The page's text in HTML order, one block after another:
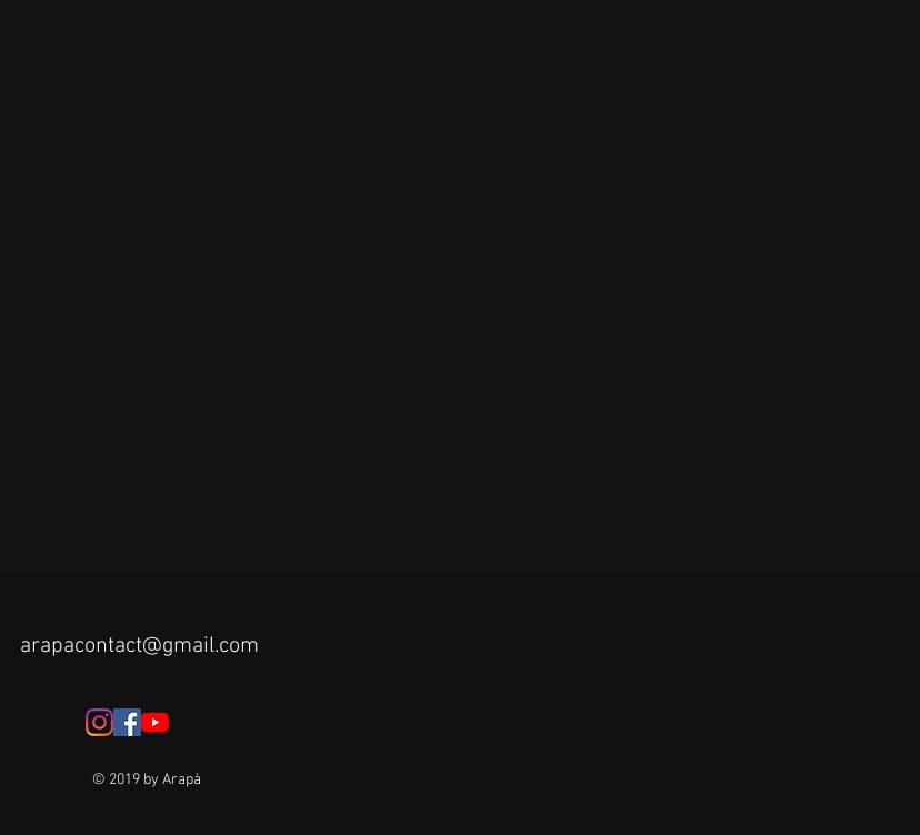
arapacontact@gmail.com
© 2019 by Arapà